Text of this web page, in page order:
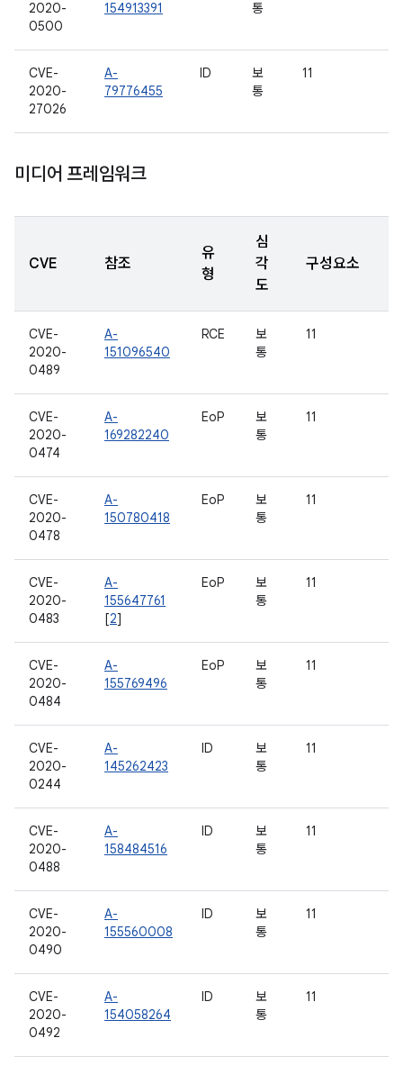
2020-
0500
154913391 통
CVE-
2020-
27026
A-
79776455
ID
보
통
11
미디어 프레임워크
CVE 참조
유
형
심
각
도
구성요소
CVE-
2020-
0489
A-
151096540
RCE
보
통
11
CVE-
2020-
0474
A-
169282240
EoP
보
통
11
CVE-
2020-
0478
A-
150780418
EoP
보
통
11
CVE-
2020-
0483
A-
155647761
[2]
EoP
보
통
11
CVE-
2020-
0484
A-
155769496
EoP
보
통
11
CVE-
2020-
0244
A-
145262423
ID
보
통
11
CVE-
2020-
0488
A-
158484516
ID
보
통
11
CVE-
2020-
0490
A-
155560008
ID
보
통
11
CVE-
2020-
0492
A-
154058264
ID
보
통
11